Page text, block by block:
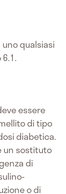
qualsiasi
essere
di tipo
diabetica.
un sostituto
di
o di